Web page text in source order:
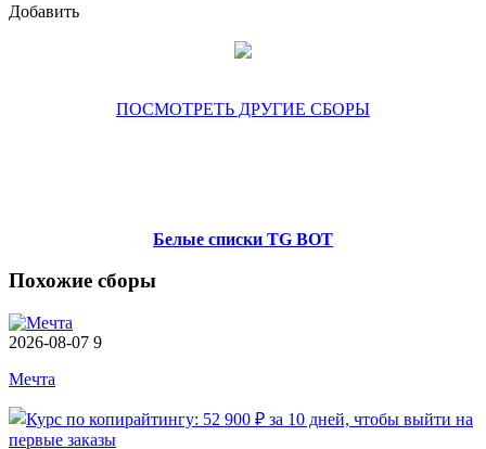
Добавить
ПОСМОТРЕТЬ ДРУГИЕ СБОРЫ
Белые списки TG BOT
Похожие сборы
2026-08-07 9
Мечта